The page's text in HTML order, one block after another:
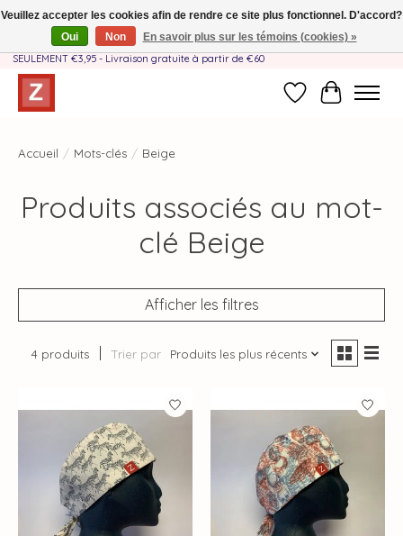
Fait à la main par une équipe mère-fille❤️ - Frais de livraison BE & NL
SEULEMENT €3,95 - Livraison gratuite à partir de €60
Liste dePanier
Accueil / Mots-clés / Beige
Produits associés au mot-
clé Beige
Afficher les filtres
4 produits Trier par Produits les plus récents
Veuillez accepter les cookies afin de rendre ce site plus fonctionnel. D'accord?
Oui
Non En savoir plus sur les témoins (cookies) »